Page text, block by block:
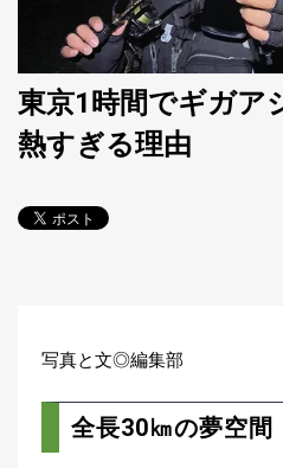
東京1時間でギガア
熱すぎる理由
写真と文◎編集部
全長30㎞の夢空間
ン
キ
ン
グ
HOT
釣具
的
ら
す
›